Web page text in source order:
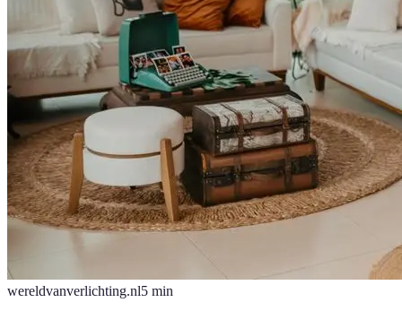
wereldvanverlichting.nl5 min